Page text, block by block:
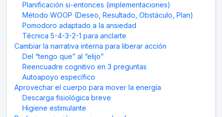
Planificación si-entonces (implementaciones)
Método WOOP (Deseo, Resultado, Obstáculo, Plan)
Pomodoro adaptado a la ansiedad
Técnica 5-4-3-2-1 para anclarte
Cambiar la narrativa interna para liberar acción
Del “tengo que” al “elijo”
Reencuadre cognitivo en 3 preguntas
Autoapoyo específico
Aprovechar el cuerpo para mover la energía
Descarga fisiológica breve
Higiene estimulante